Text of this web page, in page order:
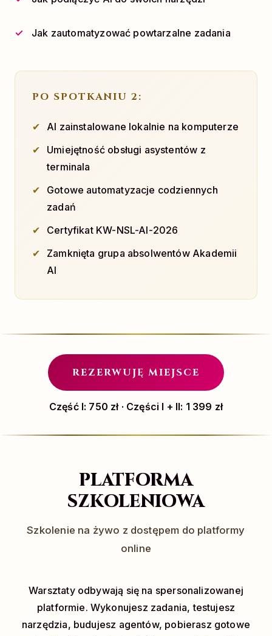
Jak zautomatyzować powtarzalne zadania
PO SPOTKANIU 2:
AI zainstalowane lokalnie na komputerze
Umiejętność obsługi asystentów z
terminala
Gotowe automatyzacje codziennych
zadań
Certyfikat KW-NSL-AI-2026
Zamknięta grupa absolwentów Akademii
AI
REZERWUJĘ MIEJSCE
Część I: 750 zł · Części I + II: 1 399 zł
PLATFORMA
SZKOLENIOWA
Szkolenie na żywo z dostępem do platformy
online
Warsztaty odbywają się na spersonalizowanej
platformie. Wykonujesz zadania, testujesz
narzędzia, budujesz agentów, pobierasz gotowe